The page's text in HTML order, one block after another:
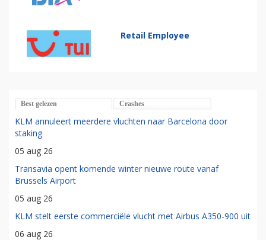
Retail Employee
Best gelezen Crashes
KLM annuleert meerdere vluchten naar Barcelona door
staking
05 aug 26
Transavia opent komende winter nieuwe route vanaf
Brussels Airport
05 aug 26
KLM stelt eerste commerciële vlucht met Airbus A350-900 uit
06 aug 26